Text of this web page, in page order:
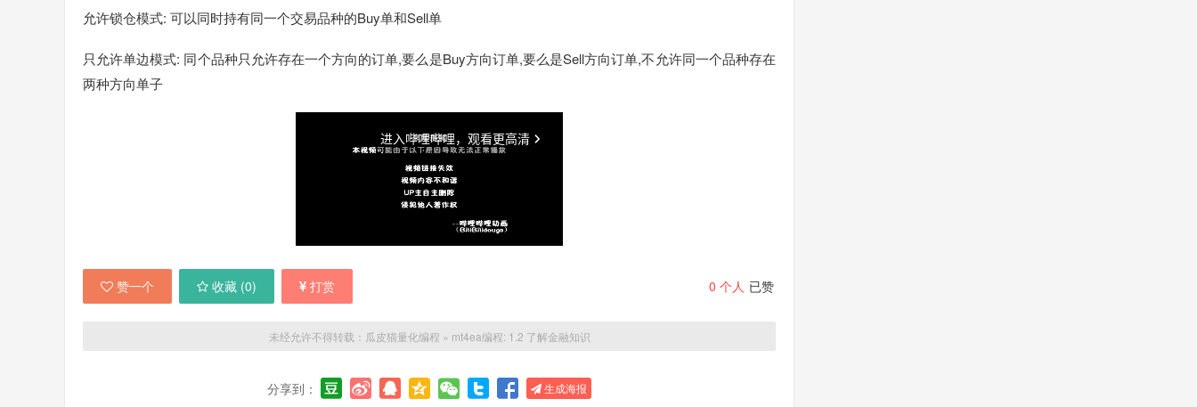
允许锁仓模式: 可以同时持有同一个交易品种的Buy单和Sell单
只允许单边模式: 同个品种只允许存在一个方向的订单,要么是Buy方向订单,要么是Sell方向订单,不允许同一个品种存在
两种方向单子
0 个人 已赞
赞一个 收藏 (0) 打赏
未经允许不得转载： 瓜皮猫量化编程 » mt4ea编程: 1.2 了解金融知识
分享到： 生成海报